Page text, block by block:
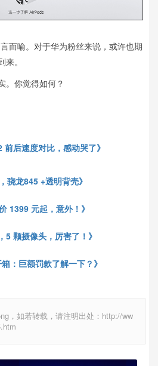
而喻。对于华为粉丝来说，或许也期
。
。你觉得如何？
后速度对比，感动哭了》
骁龙845 +透明背壳》
1399 元起，意外！》
5 颗摄像头，厉害了！》
：巨额罚款了解一下？》
，如若转载，请注明出处：http://ww